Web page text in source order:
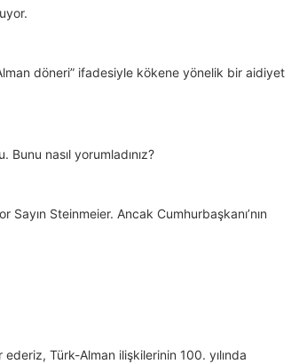
döneri” ifadesiyle kökene yönelik bir aidiyet
Bunu nasıl yorumladınız?
Steinmeier. Ancak Cumhurbaşkanı’nın
Türk-Alman ilişkilerinin 100. yılında